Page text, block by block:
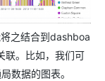
之结合到dashboa
联。比如，我们可
数据的图表。